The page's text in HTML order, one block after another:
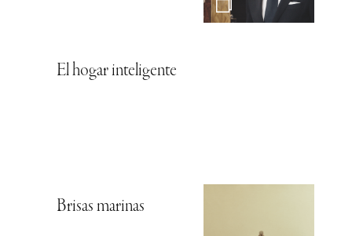
El hogar inteligente
Brisas marinas